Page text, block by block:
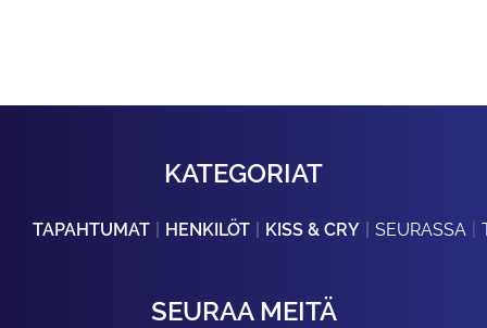
KATEGORIAT
TAPAHTUMAT HENKILÖT KISS & CRY SEURASSA
SEURAA MEITÄ